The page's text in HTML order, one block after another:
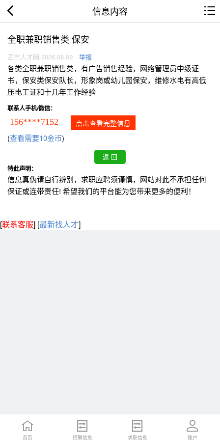
信息内容
全职兼职销售类 保安
芒市人才网 2026.08.09 举报
各类全职兼职销售类，有广告销售经验，网络管理员中级证
书，保安类保安队长，形象岗或幼儿园保安，维修水电有高低
压电工证和十几年工作经验
联系人手机/微信：
156****7152 点击查看完整信息
(查看需要10金币)
特此声明：
信息真伪请自行辨别，求职应聘须谨慎，网站对此不承担任何
保证或连带责任! 希望我们的平台能为您带来更多的便利！
[联系客服] [最新找人才]
首页 招聘信息 求职信息 账户